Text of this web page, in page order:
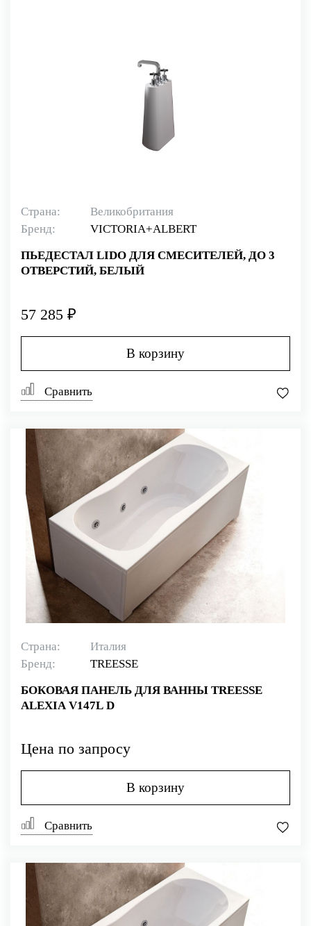
Страна:
Великобритания
Бренд:
VICTORIA+ALBERT
ПЬЕДЕСТАЛ LIDO ДЛЯ СМЕСИТЕЛЕЙ, ДО 3
ОТВЕРСТИЙ, БЕЛЫЙ
57 285 ₽
В корзину
Сравнить
Страна:
Италия
Бренд:
TREESSE
БОКОВАЯ ПАНЕЛЬ ДЛЯ ВАННЫ TREESSE
ALEXIA V147L D
Цена по запросу
В корзину
Сравнить